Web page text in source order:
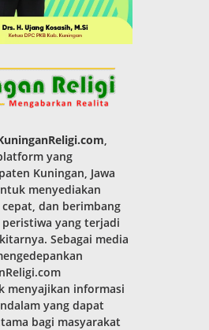
yang
Kuningan, Jawa
menyediakan
dan berimbang
yang terjadi
Sebagai media
menyajikan informasi
yang dapat
bagi masyarakat